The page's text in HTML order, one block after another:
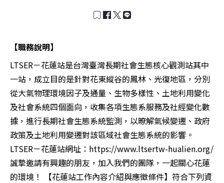
【職務說明】
LTSER－花蓮站是台灣臺灣長期社會生態核心觀測站其中
一站，成立目的是針對花東縱谷的鳳林、光復地區，分別
從大氣物理環境因子及通量、生物多樣性、土地利用變化
及社會系統四個面向，收集各項生態系服務及社經變化數
據，進行長期社會生態系統監測，以暸解氣候變遷、政府
政策及土地利用變遷對該區域社會生態系統的影響。
LTSER－花蓮站網址：https://www.ltsertw-hualien.org/
誠摯邀請有興趣的朋友，加入我們的團隊，一起關心花蓮
的環境！ 【花蓮站工作內容介紹與應徵條件】符合下列資